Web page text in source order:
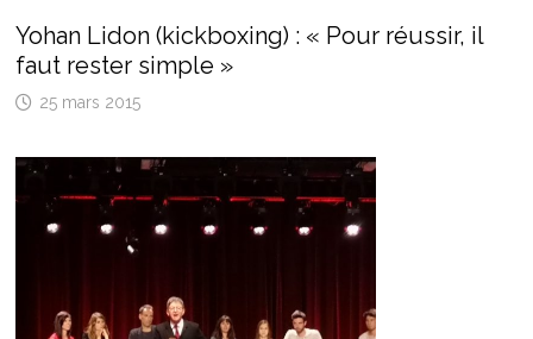
Yohan Lidon (kickboxing) : « Pour réussir, il
faut rester simple »
25 mars 2015